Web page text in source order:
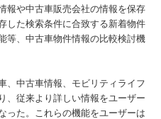
報や中古車販売会社の情報を保存
した検索条件に合致する新着物件
等、中古車物件情報の比較検討機
、中古車情報、モビリティライフ
、従来より詳しい情報をユーザー
った。これらの機能をユーザーは